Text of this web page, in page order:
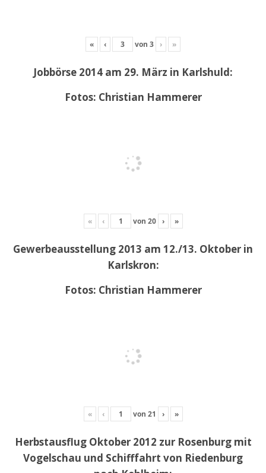
« ‹ von 3 › »
Jobbörse 2014 am 29. März in Karlshuld:
Fotos: Christian Hammerer
« ‹ von 20 › »
Gewerbeausstellung 2013 am 12./13. Oktober in
Karlskron:
Fotos: Christian Hammerer
« ‹ von 21 › »
Herbstausflug Oktober 2012 zur Rosenburg mit
Vogelschau und Schifffahrt von Riedenburg